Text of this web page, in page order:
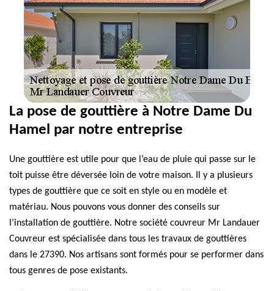
La pose de gouttière à Notre Dame Du
Hamel par notre entreprise
Une gouttière est utile pour que l’eau de pluie qui passe sur le
toit puisse être déversée loin de votre maison. Il y a plusieurs
types de gouttière que ce soit en style ou en modèle et
matériau. Nous pouvons vous donner des conseils sur
l’installation de gouttière. Notre société couvreur Mr Landauer
Couvreur est spécialisée dans tous les travaux de gouttières
dans le 27390. Nos artisans sont formés pour se performer dans
tous genres de pose existants.